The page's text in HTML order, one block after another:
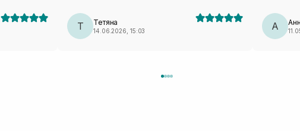
Т Тетяна
14.06.2026, 15:03 А